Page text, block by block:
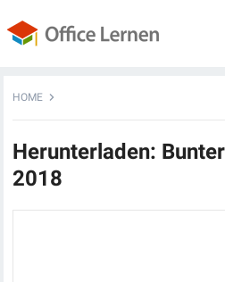
HOME
Herunterladen:
2018